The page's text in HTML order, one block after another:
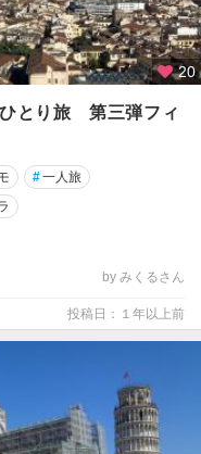
20
とり旅 第三弾フィ
#一人旅
by みくるさん
投稿日：１年以上前